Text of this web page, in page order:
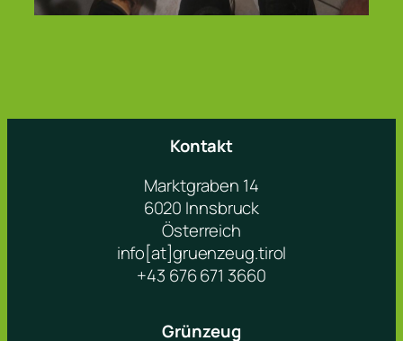
Kontakt
Marktgraben 14
6020 Innsbruck
Österreich
info[at]gruenzeug.tirol
+43 676 671 3660
Grünzeug